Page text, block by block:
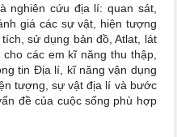
nghiên cứu địa lí: quan sát,
giá các sự vật, hiện tượng
sử dụng bản đồ, Atlat, lát
các em kĩ năng thu thập,
tin Địa lí, kĩ năng vận dụng
tượng, sự vật địa lí và bước
đề của cuộc sống phù hợp